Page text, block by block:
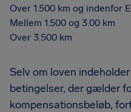
Over 1.500 km og indenfor
Mellem 1.500 og 3.00 km
Over 3.500 km
Selv om loven
betingelser, der gælder
kompensationsbeløb,